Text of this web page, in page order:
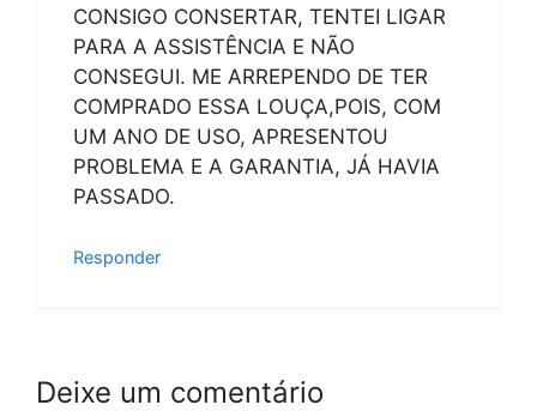
CONSIGO CONSERTAR, TENTEI LIGAR
PARA A ASSISTÊNCIA E NÃO
CONSEGUI. ME ARREPENDO DE TER
COMPRADO ESSA LOUÇA,POIS, COM
UM ANO DE USO, APRESENTOU
PROBLEMA E A GARANTIA, JÁ HAVIA
PASSADO.
Responder
Deixe um comentário